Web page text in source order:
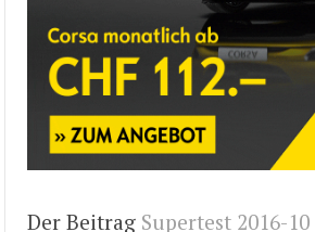
Der Beitrag Supertest 2016-10